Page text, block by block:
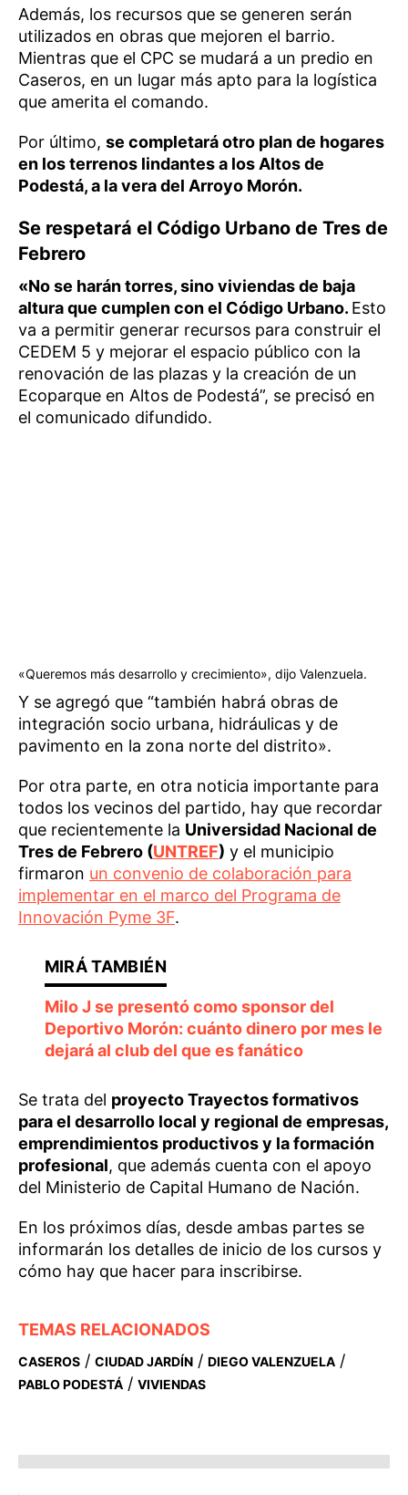
Además, los recursos que se generen serán
utilizados en obras que mejoren el barrio.
Mientras que el CPC se mudará a un predio en
Caseros, en un lugar más apto para la logística
que amerita el comando.
Por último, se completará otro plan de hogares
en los terrenos lindantes a los Altos de
Podestá, a la vera del Arroyo Morón.
Se respetará el Código Urbano de Tres de
Febrero
«No se harán torres, sino viviendas de baja
altura que cumplen con el Código Urbano. Esto
va a permitir generar recursos para construir el
CEDEM 5 y mejorar el espacio público con la
renovación de las plazas y la creación de un
Ecoparque en Altos de Podestá”, se precisó en
el comunicado difundido.
«Queremos más desarrollo y crecimiento», dijo Valenzuela.
Y se agregó que “también habrá obras de
integración socio urbana, hidráulicas y de
pavimento en la zona norte del distrito».
Por otra parte, en otra noticia importante para
todos los vecinos del partido, hay que recordar
que recientemente la Universidad Nacional de
Tres de Febrero (UNTREF) y el municipio
firmaron un convenio de colaboración para
implementar en el marco del Programa de
Innovación Pyme 3F.
Milo J se presentó como sponsor del
Deportivo Morón: cuánto dinero por mes le
dejará al club del que es fanático
Se trata del proyecto Trayectos formativos
para el desarrollo local y regional de empresas,
emprendimientos productivos y la formación
profesional, que además cuenta con el apoyo
del Ministerio de Capital Humano de Nación.
En los próximos días, desde ambas partes se
informarán los detalles de inicio de los cursos y
cómo hay que hacer para inscribirse.
TEMAS RELACIONADOS
CASEROS / CIUDAD JARDÍN / DIEGO VALENZUELA /
PABLO PODESTÁ / VIVIENDAS